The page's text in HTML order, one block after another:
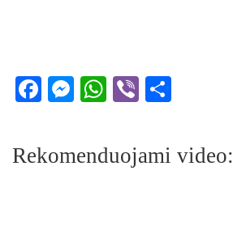
Facebook
Messenger
WhatsApp
Viber
Rekomenduojami video: